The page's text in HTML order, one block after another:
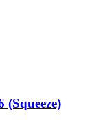
(Squeeze)